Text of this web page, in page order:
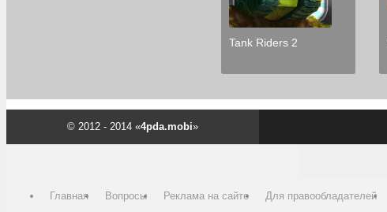
Tank Riders 2
© 2012 - 2014 «4pda.mobi»
Главная Вопросы Реклама на сайте Для правообладателей